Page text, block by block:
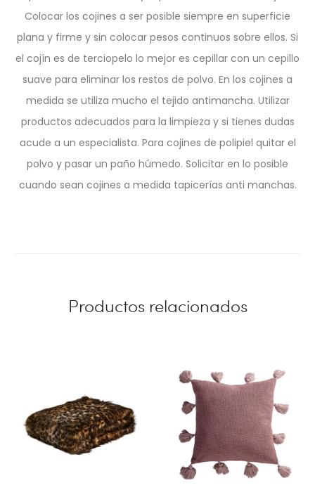
Colocar los cojines a ser posible siempre en superficie
plana y firme y sin colocar pesos continuos sobre ellos. Si
el cojín es de terciopelo lo mejor es cepillar con un cepillo
suave para eliminar los restos de polvo. En los cojines a
medida se utiliza mucho el tejido antimancha. Utilizar
productos adecuados para la limpieza y si tienes dudas
acude a un especialista. Para cojines de polipiel quitar el
polvo y pasar un paño húmedo. Solicitar en lo posible
cuando sean cojines a medida tapicerías anti manchas.
Productos relacionados